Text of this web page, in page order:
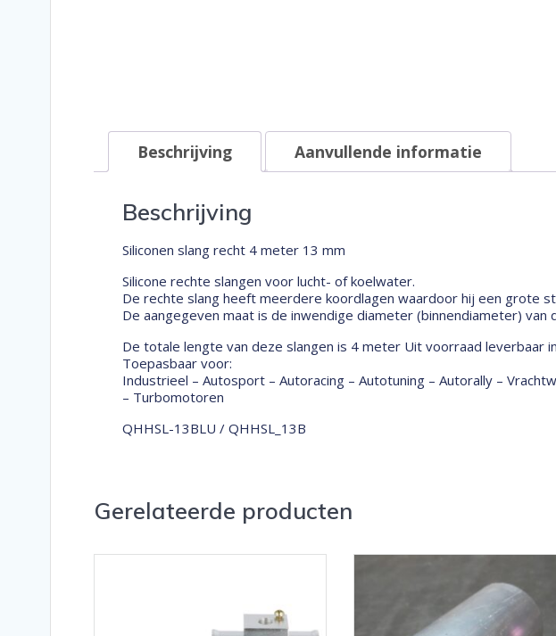
Beschrijving Aanvullende informatie
Beschrijving
Siliconen slang recht 4 meter 13 mm
Silicone rechte slangen voor lucht- of koelwater.
De rechte slang heeft meerdere koordlagen waardoor hij een grote
De aangegeven maat is de inwendige diameter (binnendiameter) van
De totale lengte van deze slangen is 4 meter Uit voorraad leverbaar
Toepasbaar voor:
Industrieel – Autosport – Autoracing – Autotuning – Autorally –
– Turbomotoren
QHHSL-13BLU / QHHSL_13B
Gerelateerde producten